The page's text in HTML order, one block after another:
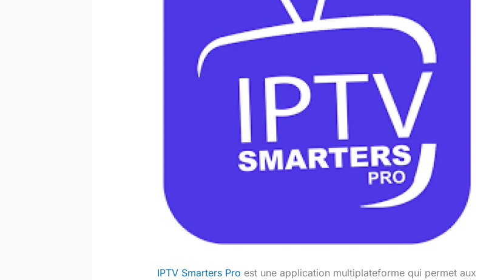
IPTV Smarters Pro est une application multiplateforme qui permet aux